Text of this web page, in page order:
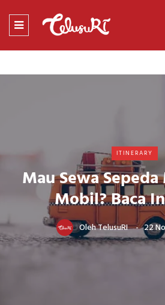
ITINERARY
Mau Sewa
Mobil? Baca
OlehTelusuRI 22